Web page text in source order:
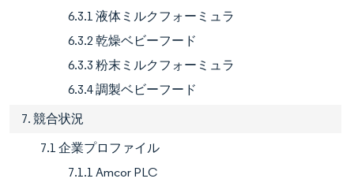
6.3.1 液体ミルクフォーミュラ
6.3.2 乾燥ベビーフード
6.3.3 粉末ミルクフォーミュラ
6.3.4 調製ベビーフード
7. 競合状況
7.1 企業プロファイル
7.1.1 Amcor PLC